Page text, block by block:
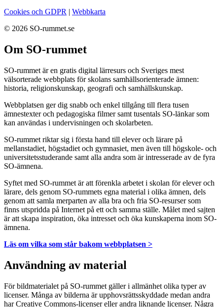
Cookies och GDPR | Webbkarta
© 2026 SO-rummet.se
Om SO-rummet
SO-rummet är en gratis digital lärresurs och Sveriges mest
välsorterade webbplats för skolans samhällsorienterade ämnen:
historia, religionskunskap, geografi och samhällskunskap.
Webbplatsen ger dig snabb och enkel tillgång till flera tusen
ämnestexter och pedagogiska filmer samt tusentals SO-länkar som
kan användas i undervisningen och skolarbeten.
SO-rummet riktar sig i första hand till elever och lärare på
mellanstadiet, högstadiet och gymnasiet, men även till högskole- och
universitetsstuderande samt alla andra som är intresserade av de fyra
SO-ämnena.
Syftet med SO-rummet är att förenkla arbetet i skolan för elever och
lärare, dels genom SO-rummets egna material i olika ämnen, dels
genom att samla merparten av alla bra och fria SO-resurser som
finns utspridda på Internet på ett och samma ställe. Målet med sajten
är att skapa inspiration, öka intresset och öka kunskaperna inom SO-
ämnena.
Läs om vilka som står bakom webbplatsen >
Användning av material
För bildmaterialet på SO-rummet gäller i allmänhet olika typer av
licenser. Många av bilderna är upphovsrättsskyddade medan andra
har Creative Commons-licenser eller andra liknande licenser. Några